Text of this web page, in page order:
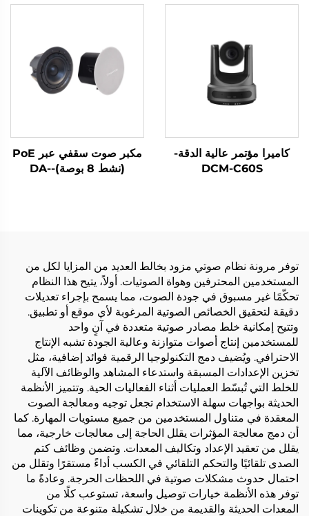
كاميرا مؤتمر عالية الدقة-
DCM-C60S
مكبر صوت سقفي عبر PoE
(نشط 8 بوصة)-DA-
توفر مرونة نظام صوتي مزود بخالط العديد من المزايا لكل من
المستخدمين المحترفين وهواة الصوتيات. أولاً، يتيح هذا النظام
تحكّمًا غير مسبوق في جودة الصوت، مما يسمح بإجراء تعديلات
دقيقة لتحقيق الخصائص الصوتية المرغوبة لأي موقع أو تطبيق.
وتتيح إمكانية خلط مصادر صوتية متعددة في آنٍ واحد
للمستخدمين إنتاج أصوات متوازنة وعالية الجودة تشبه الإنتاج
الاحترافي. ويُضيف دمج التكنولوجيا الرقمية فوائد إضافية، مثل
تخزين الإعدادات المسبقة واستدعاء المشاهد والوظائف الآلية
للخلط التي تُبسّط العمليات أثناء الفعاليات الحية. وتتميز الأنظمة
الحديثة بواجهات سهلة الاستخدام تجعل توجيه ومعالجة الصوت
المعقدة في متناول المستخدمين من جميع مستويات المهارة. كما
أن دمج معالجة المؤثرات يقلل الحاجة إلى معالجات خارجية، مما
يقلل من تعقيد الإعداد وتكاليف المعدات. وتضمن وظائف كتم
الصدى تلقائيًا والتحكم التلقائي في الكسب أداءً مستقرًا وتقلل من
احتمال حدوث مشكلات صوتية في اللحظات الحرجة. وعادةً ما
توفر هذه الأنظمة خيارات توصيل واسعة، تستوعب كلًا من
المعدات الحديثة والقديمة من خلال تشكيلة متنوعة من تكوينات